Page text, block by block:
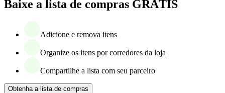
Baixe a lista de compras GRÁTIS
Adicione e remova itens
Organize os itens por corredores da loja
Compartilhe a lista com seu parceiro
Obtenha a lista de compras